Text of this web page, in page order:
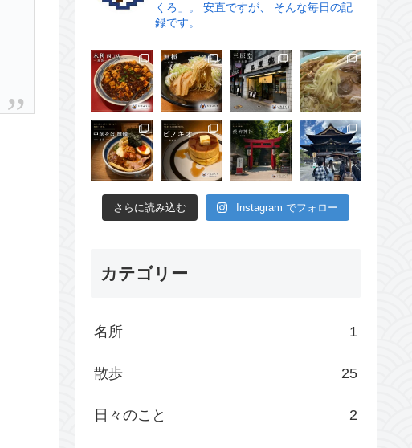
くろ」。
安直ですが、 そんな毎日の記
録です。
さらに読み込む Instagram でフォロー
カテゴリー
名所 1
散歩 25
日々のこと 2